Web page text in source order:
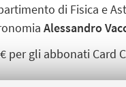
di Fisica e
Alessandro
per gli abbonati Card